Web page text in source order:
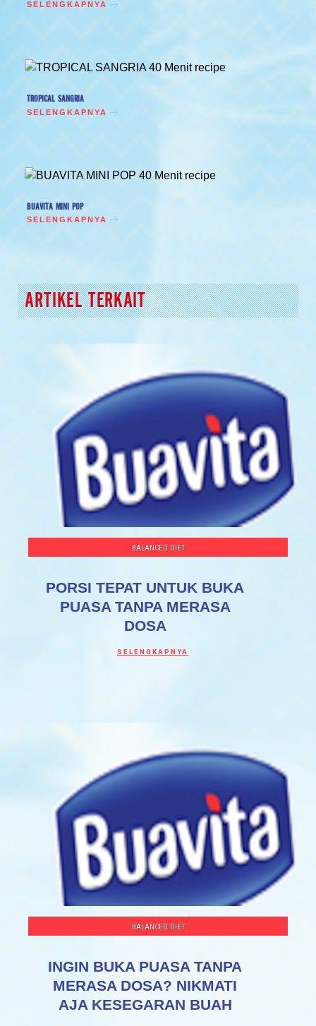
SELENGKAPNYA
TROPICAL SANGRIA
SELENGKAPNYA
BUAVITA MINI POP
SELENGKAPNYA
ARTIKEL TERKAIT
BALANCED DIET
PORSI TEPAT UNTUK BUKA
PUASA TANPA MERASA
DOSA
SELENGKAPNYA
BALANCED DIET
INGIN BUKA PUASA TANPA
MERASA DOSA? NIKMATI
AJA KESEGARAN BUAH